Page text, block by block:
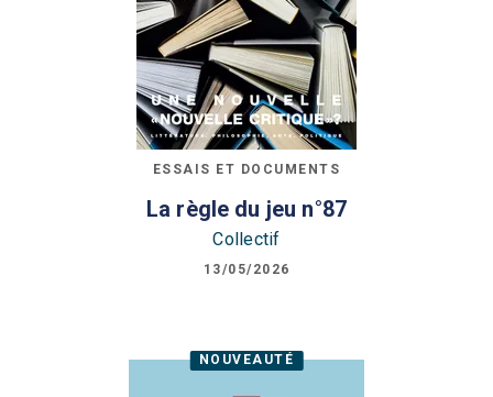
ESSAIS ET DOCUMENTS
La règle du jeu n°87
Collectif
13/05/2026
NOUVEAUTÉ